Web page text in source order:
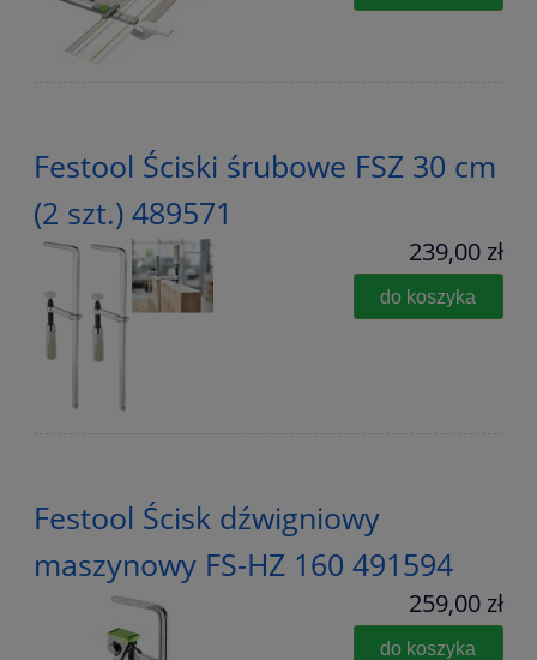
Festool Ściski śrubowe FSZ 30 cm
(2 szt.) 489571
239,00 zł
do koszyka
Festool Ścisk dźwigniowy
maszynowy FS-HZ 160 491594
259,00 zł
do koszyka